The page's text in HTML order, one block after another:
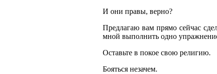
И они правы, верно?
Предлагаю вам прямо сейчас
мной выполнить одно
Оставьте в покое свою религию.
Бояться незачем.